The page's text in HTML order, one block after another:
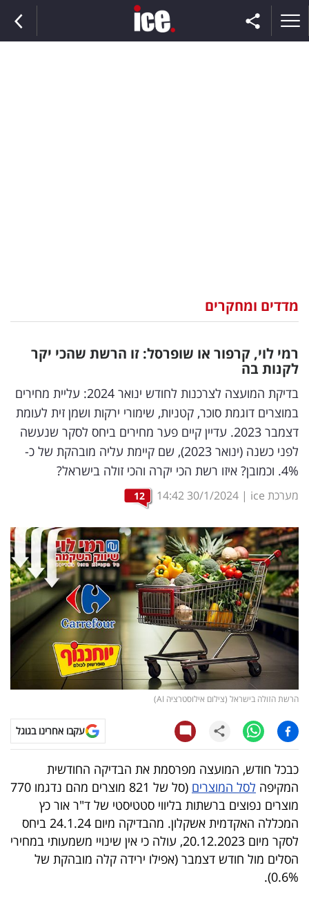
וצרכנות
דיגיטל
וטק
שיווק
ופרסום
משפט
ומחקרים
דעות
רכילות
עסקית
קריפטו
עסקי
ספורט
קריירה
ולימודים
מינויים
רייטינג
מדדים ומחקרים
רמי לוי, קרפור או שופרסל: זו הרשת שהכי יקר
לקנות בה
בדיקת המועצה לצרכנות לחודש ינואר 2024: עליית מחירים
במוצרים דוגמת סוכר, קטניות, שימורי ירקות ושמן זית לעומת
דצמבר 2023. עדיין קיים פער מחירים ביחס לסקר שנעשה
לפני כשנה (ינואר 2023), שם קיימת עליה מובהקת של כ-
4%. וכמובן? איזו רשת הכי יקרה והכי זולה בישראל?
מערכת ice |
30/1/2024
14:42
12
הרשת הזולה בישראל (צילום אילוסטרציה AI)
עקבו אחרינו בגוגל
כבכל חודש, המועצה מפרסמת את הבדיקה החודשית
המקיפה לסל המוצרים
(סל של 821 מוצרים מהם נדגמו 770
מוצרים נפוצים ברשתות בליווי סטטיסטי של ד"ר אור כץ
המכללה האקדמית אשקלון. מהבדיקה מיום 24.1.24 ביחס
לסקר מיום 20.12.2023, עולה כי אין שינויי משמעותי במחירי
הסלים מול חודש דצמבר (אפילו ירידה קלה מובהקת של
0.6%).